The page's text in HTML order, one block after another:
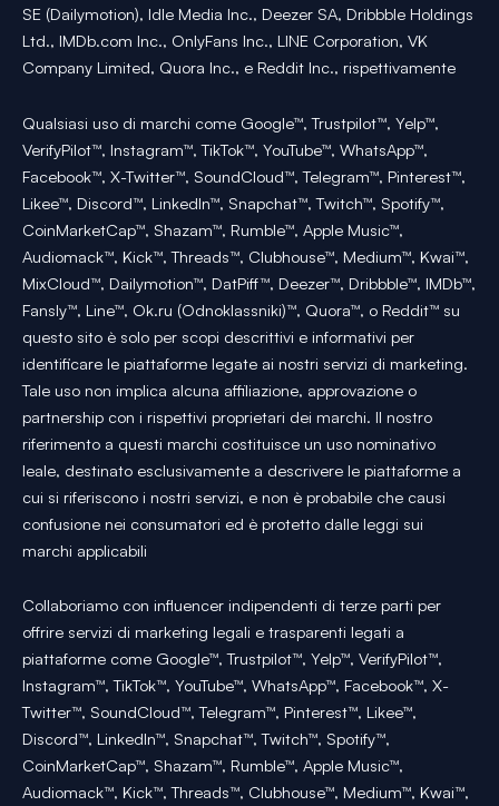
SE (Dailymotion), Idle Media Inc., Deezer SA, Dribbble Holdings
Ltd., IMDb.com Inc., OnlyFans Inc., LINE Corporation, VK
Company Limited, Quora Inc., e Reddit Inc., rispettivamente
Qualsiasi uso di marchi come Google™, Trustpilot™, Yelp™,
VerifyPilot™, Instagram™, TikTok™, YouTube™, WhatsApp™,
Facebook™, X-Twitter™, SoundCloud™, Telegram™, Pinterest™,
Likee™, Discord™, LinkedIn™, Snapchat™, Twitch™, Spotify™,
CoinMarketCap™, Shazam™, Rumble™, Apple Music™,
Audiomack™, Kick™, Threads™, Clubhouse™, Medium™, Kwai™,
MixCloud™, Dailymotion™, DatPiff™, Deezer™, Dribbble™, IMDb™,
Fansly™, Line™, Ok.ru (Odnoklassniki)™, Quora™, o Reddit™ su
questo sito è solo per scopi descrittivi e informativi per
identificare le piattaforme legate ai nostri servizi di marketing.
Tale uso non implica alcuna affiliazione, approvazione o
partnership con i rispettivi proprietari dei marchi. Il nostro
riferimento a questi marchi costituisce un uso nominativo
leale, destinato esclusivamente a descrivere le piattaforme a
cui si riferiscono i nostri servizi, e non è probabile che causi
confusione nei consumatori ed è protetto dalle leggi sui
marchi applicabili
Collaboriamo con influencer indipendenti di terze parti per
offrire servizi di marketing legali e trasparenti legati a
piattaforme come Google™, Trustpilot™, Yelp™, VerifyPilot™,
Instagram™, TikTok™, YouTube™, WhatsApp™, Facebook™, X-
Twitter™, SoundCloud™, Telegram™, Pinterest™, Likee™,
Discord™, LinkedIn™, Snapchat™, Twitch™, Spotify™,
CoinMarketCap™, Shazam™, Rumble™, Apple Music™,
Audiomack™, Kick™, Threads™, Clubhouse™, Medium™, Kwai™,